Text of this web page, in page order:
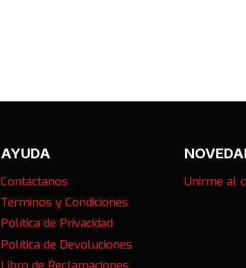
AYUDA
Contáctanos
Términos y Condiciones
Política de Privacidad
Política de Devoluciones
Unirme al